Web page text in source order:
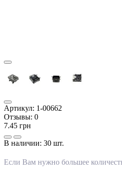
Артикул: 1-00662
Отзывы: 0
7.45 грн
В наличии: 30 шт.
Если Вам нужно большее